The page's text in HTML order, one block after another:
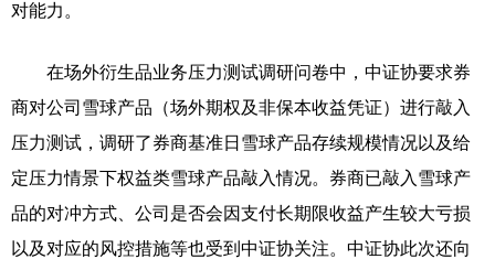
对能力。
在场外衍生品业务压力测试调研问卷中，中证协要求券
商对公司雪球产品（场外期权及非保本收益凭证）进行敲入
压力测试，调研了券商基准日雪球产品存续规模情况以及给
定压力情景下权益类雪球产品敲入情况。券商已敲入雪球产
品的对冲方式、公司是否会因支付长期限收益产生较大亏损
以及对应的风控措施等也受到中证协关注。中证协此次还向